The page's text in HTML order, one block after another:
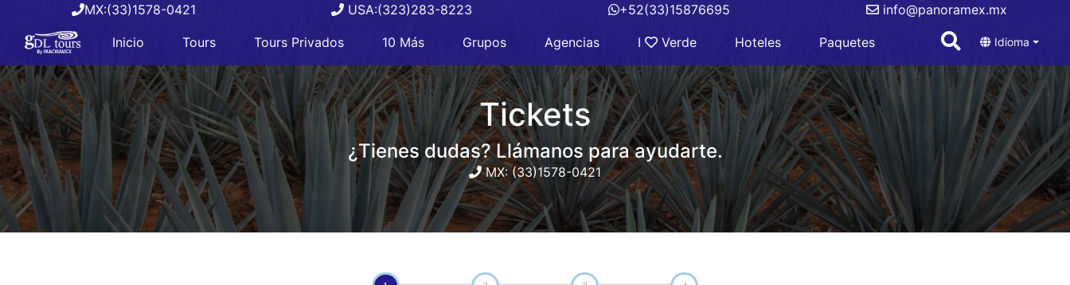
MX:(33)1578-0421 USA:(323)283-8223 +52(33)15876695 info@panoramex.mx
Inicio Tours Tours Privados 10 Más Grupos Agencias I Verde Hoteles Paquetes Idioma
Tickets
¿Tienes dudas? Llámanos para ayudarte.
MX: (33)1578-0421